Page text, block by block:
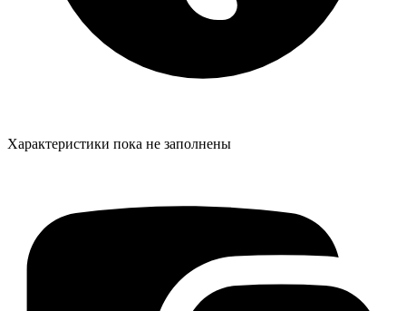
Характеристики пока не заполнены